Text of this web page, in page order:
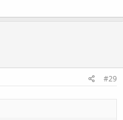
#29